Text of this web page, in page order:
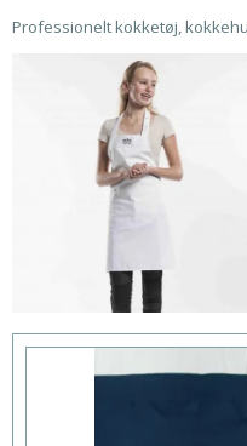
Professionelt kokketøj,